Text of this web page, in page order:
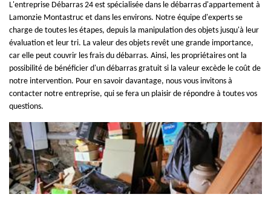
L'entreprise Débarras 24 est spécialisée dans le débarras d'appartement à
Lamonzie Montastruc et dans les environs. Notre équipe d'experts se
charge de toutes les étapes, depuis la manipulation des objets jusqu'à leur
évaluation et leur tri. La valeur des objets revêt une grande importance,
car elle peut couvrir les frais du débarras. Ainsi, les propriétaires ont la
possibilité de bénéficier d'un débarras gratuit si la valeur excède le coût de
notre intervention. Pour en savoir davantage, nous vous invitons à
contacter notre entreprise, qui se fera un plaisir de répondre à toutes vos
questions.